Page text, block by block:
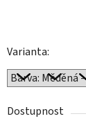
Varianta:
Dostupnost